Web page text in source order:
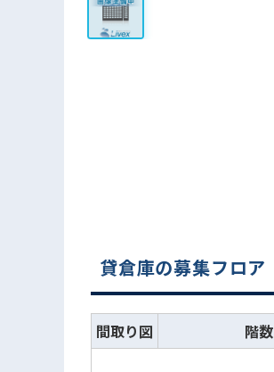
貸倉庫の募集フロア
間取り図 階数